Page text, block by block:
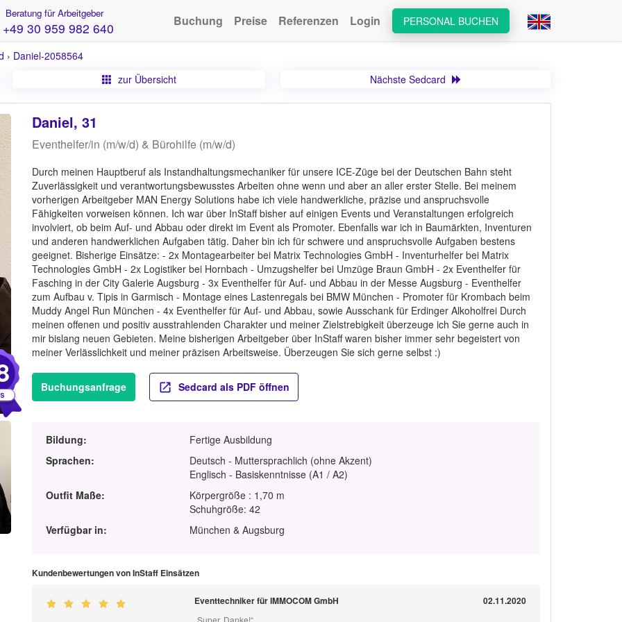
Beratung für Arbeitgeber
+49 30 959 982 640 PERSONAL BUCHEN
Buchung Preise Referenzen Login
› Daniel-2058564
zur Übersicht
Nächste Sedcard
Daniel, 31
Eventhelfer/in (m/w/d) & Bürohilfe (m/w/d)
Durch meinen Hauptberuf als Instandhaltungsmechaniker für unsere ICE-Züge bei der Deutschen Bahn steht
Zuverlässigkeit und verantwortungsbewusstes Arbeiten ohne wenn und aber an aller erster Stelle. Bei meinem
vorherigen Arbeitgeber MAN Energy Solutions habe ich viele handwerkliche, präzise und anspruchsvolle
Fähigkeiten vorweisen können. Ich war über InStaff bisher auf einigen Events und Veranstaltungen erfolgreich
involviert, ob beim Auf- und Abbau oder direkt im Event als Promoter. Ebenfalls war ich in Baumärkten, Inventuren
und anderen handwerklichen Aufgaben tätig. Daher bin ich für schwere und anspruchsvolle Aufgaben bestens
geeignet. Bisherige Einsätze: - 2x Montagearbeiter bei Matrix Technologies GmbH - Inventurhelfer bei Matrix
Technologies GmbH - 2x Logistiker bei Hornbach - Umzugshelfer bei Umzüge Braun GmbH - 2x Eventhelfer für
Fasching in der City Galerie Augsburg - 3x Eventhelfer für Auf- und Abbau in der Messe Augsburg - Eventhelfer
zum Aufbau v. Tipis in Garmisch - Montage eines Lastenregals bei BMW München - Promoter für Krombach beim
Muddy Angel Run München - 4x Eventhelfer für Auf- und Abbau, sowie Ausschank für Erdinger Alkoholfrei Durch
meinen offenen und positiv ausstrahlenden Charakter und meiner Zielstrebigkeit überzeuge ich Sie gerne auch in
mir bislang neuen Gebieten. Meine bisherigen Arbeitgeber über InStaff waren bisher immer sehr begeistert von
meiner Verlässlichkeit und meiner präzisen Arbeitsweise. Überzeugen Sie sich gerne selbst :)
Buchungsanfrage Sedcard als PDF öffnen
Bildung:
Fertige Ausbildung
Sprachen:
Deutsch - Muttersprachlich (ohne Akzent)
Englisch - Basiskenntnisse (A1 / A2)
Outfit Maße:
Körpergröße : 1,70 m
Schuhgröße: 42
Verfügbar in:
München & Augsburg
Kundenbewertungen von InStaff Einsätzen
Eventtechniker für IMMOCOM GmbH 02.11.2020